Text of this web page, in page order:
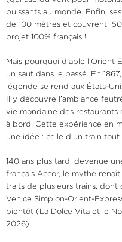
puissants au monde. Enfin,
de 100 mètres et couvrent
projet 100% français !
Mais pourquoi diable l’Orient
un saut dans le passé. En
légende se rend aux États-
Il y découvre l’ambiance
vie mondaine des restaurants
à bord. Cette expérience en
une idée : celle d’un train tout
140 ans plus tard, devenue
français Accor, le mythe
traits de plusieurs trains, dont
Venice Simplon-Orient-
bientôt (La Dolce Vita et le
2026).